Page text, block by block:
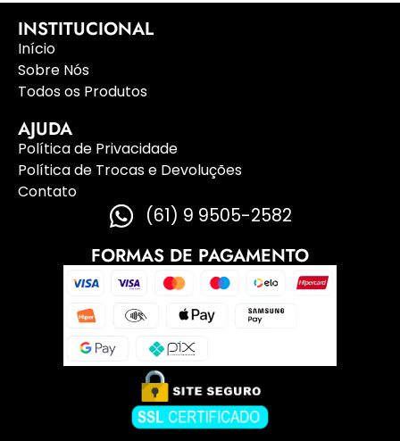
INSTITUCIONAL
Início
Sobre Nós
Todos os Produtos
AJUDA
Política de Privacidade
Política de Trocas e Devoluções
Contato
(61) 9 9505-2582
FORMAS DE PAGAMENTO